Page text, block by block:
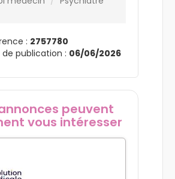
: 2757780
publication : 06/06/2026
peuvent
vous intéresser